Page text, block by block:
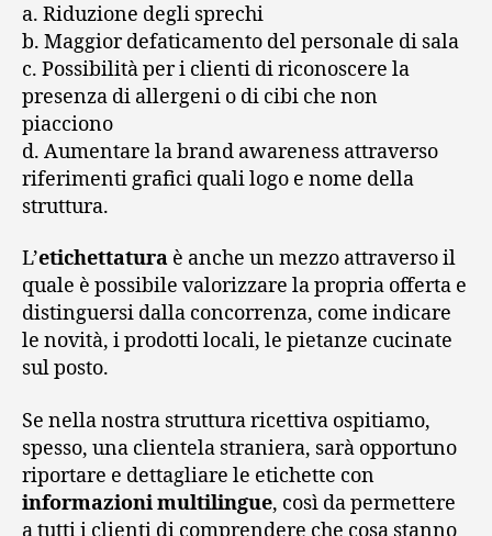
a. Riduzione degli sprechi
b. Maggior defaticamento del personale di sala
c. Possibilità per i clienti di riconoscere la
presenza di allergeni o di cibi che non
piacciono
d. Aumentare la brand awareness attraverso
riferimenti grafici quali logo e nome della
struttura.
L’etichettatura è anche un mezzo attraverso il
quale è possibile valorizzare la propria offerta e
distinguersi dalla concorrenza, come indicare
le novità, i prodotti locali, le pietanze cucinate
sul posto.
Se nella nostra struttura ricettiva ospitiamo,
spesso, una clientela straniera, sarà opportuno
riportare e dettagliare le etichette con
informazioni multilingue, così da permettere
a tutti i clienti di comprendere che cosa stanno